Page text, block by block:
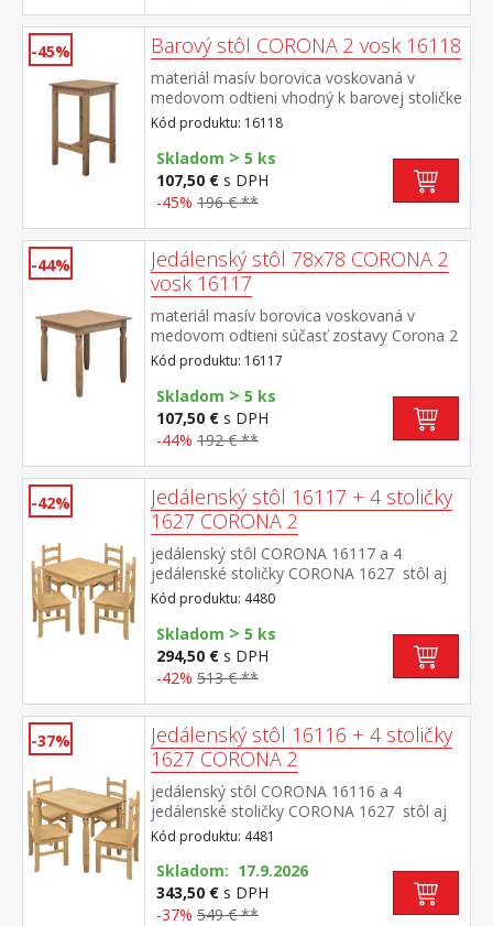
-45% Barový stôl CORONA 2 vosk 16118
materiál masív borovica voskovaná v
medovom odtieni vhodný k barovej stoličke
CORONA 2 vosk 1628 súčasť zostavy
Corona 2
Kód produktu: 16118
Skladom > 5 ks
107,50 € s DPH
-45% 196 € **
-44%
Jedálenský stôl 78x78 CORONA 2
vosk 16117
materiál masív borovica voskovaná v
medovom odtieni súčasť zostavy Corona 2
Kód produktu: 16117
Skladom > 5 ks
107,50 € s DPH
-44% 192 € **
-42%
Jedálenský stôl 16117 + 4 stoličky
1627 CORONA 2
jedálenský stôl CORONA 16117 a 4
jedálenské stoličky CORONA 1627 stôl aj
stolička materiál masív borovica voskovaná
v medovom odtieni rozmer stola (š/h/v) 78
× 78 × 75 cm rozmer stoličky (š/h/v) 42 × 47
× 100 cm súčasť zostavy Corona 2
Kód produktu: 4480
Skladom > 5 ks
294,50 € s DPH
-42% 513 € **
-37%
Jedálenský stôl 16116 + 4 stoličky
1627 CORONA 2
jedálenský stôl CORONA 16116 a 4
jedálenské stoličky CORONA 1627 stôl aj
stolička materiál masív borovica voskovaná
v medovom odtieni rozmer stola (š/h/v)
118 × 79 × 75 cm rozmer stoličky (š/h/v) 42
× 47 × 100 cm súčasť zostavy Corona 2
Kód produktu: 4481
Skladom: 17.9.2026
343,50 € s DPH
-37% 549 € **